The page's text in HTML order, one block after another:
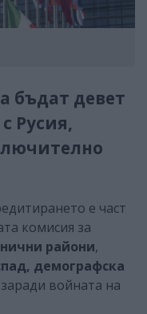
бъдат девет
Русия,
е част
комисия за
райони,
демографска
войната на